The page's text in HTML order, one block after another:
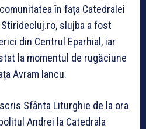
în fața Catedralei
slujba a fost
din Centrul Eparhial, iar
la momentul de rugăciune
Avram Iancu.
Sfânta Liturghie de la ora
Andrei la Catedrala